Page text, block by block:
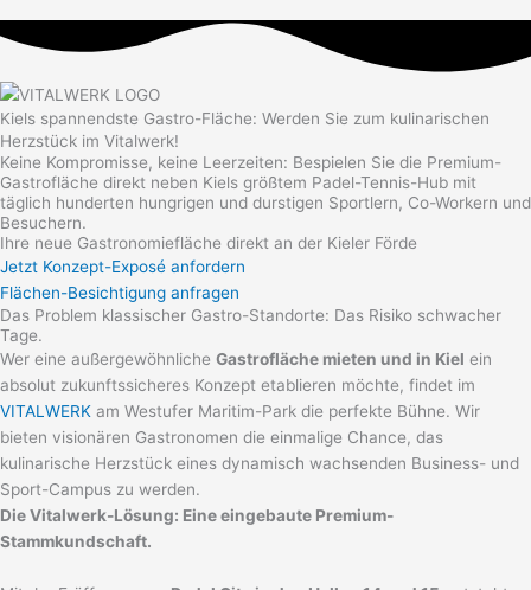
Kiels spannendste Gastro-Fläche: Werden Sie zum kulinarischen
Herzstück im Vitalwerk!
Keine Kompromisse, keine Leerzeiten: Bespielen Sie die Premium-
Gastrofläche direkt neben Kiels größtem Padel-Tennis-Hub mit
täglich hunderten hungrigen und durstigen Sportlern, Co-Workern und
Besuchern.
Ihre neue Gastronomiefläche direkt an der Kieler Förde
Jetzt Konzept-Exposé anfordern
Flächen-Besichtigung anfragen
Das Problem klassischer Gastro-Standorte: Das Risiko schwacher
Tage.
Wer eine außergewöhnliche Gastrofläche mieten und in Kiel ein
absolut zukunftssicheres Konzept etablieren möchte, findet im
VITALWERK am Westufer Maritim-Park die perfekte Bühne. Wir
bieten visionären Gastronomen die einmalige Chance, das
kulinarische Herzstück eines dynamisch wachsenden Business- und
Sport-Campus zu werden.
Die Vitalwerk-Lösung: Eine eingebaute Premium-
Stammkundschaft.